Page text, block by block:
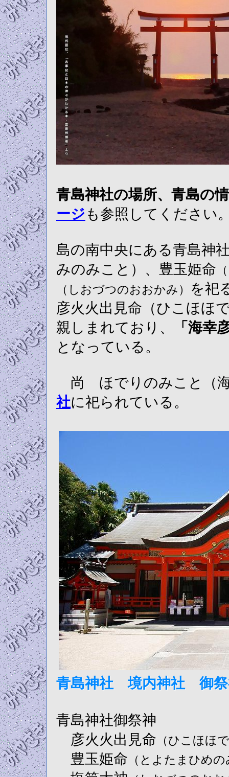
青島神社の場所、青島の
ージ も参照してください
島の南中央にある青島神
みのみこと）、豊玉姫命
（しおづつのおおかみ）
を祀
彦火火出見命（ひこほほ
親しまれており、
「海幸
となっている。
尚 ほでりのみこと（海
社に祀られている。
青島神社 境内神社 御
青島神社御祭神
彦火火出見命 （ひこほほ
豊玉姫命 （とよたまひめ